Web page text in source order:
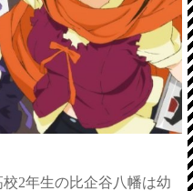
2年生の比企谷八幡は幼